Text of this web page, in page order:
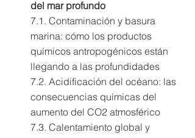
del mar profundo
7.1. Contaminación y basura
marina: cómo los productos
químicos antropogénicos están
llegando a las profundidades
7.2. Acidificación del océano: las
consecuencias químicas del
aumento del CO2 atmosférico
7.3. Calentamiento global y